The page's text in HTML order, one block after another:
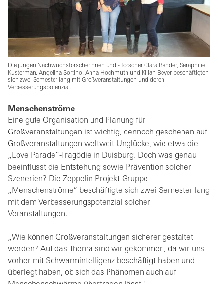
Die jungen Nachwuchsforscherinnen und - forscher Clara Bender, Seraphine
Kusterman, Angelina Sortino, Anna Hochmuth und Kilian Beyer beschäftigten
sich zwei Semester lang mit Großveranstaltungen und deren
Verbesserungspotenzial.
Menschenströme
Eine gute Organisation und Planung für
Großveranstaltungen ist wichtig, dennoch geschehen auf
Großveranstaltungen weltweit Unglücke, wie etwa die
„Love Parade“-Tragödie in Duisburg. Doch was genau
beeinflusst die Entstehung sowie Prävention solcher
Szenerien? Die Zeppelin Projekt-Gruppe
„Menschenströme“ beschäftigte sich zwei Semester lang
mit dem Verbesserungspotenzial solcher
Veranstaltungen.
„Wie können Großveranstaltungen sicherer gestaltet
werden? Auf das Thema sind wir gekommen, da wir uns
vorher mit Schwarmintelligenz beschäftigt haben und
überlegt haben, ob sich das Phänomen auch auf